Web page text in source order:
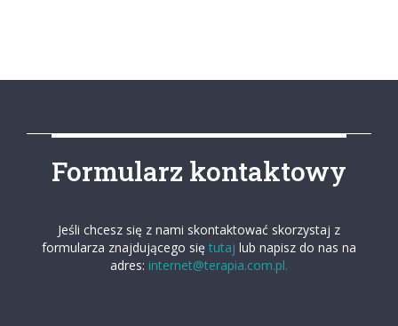
Formularz kontaktowy
Jeśli chcesz się z nami skontaktować skorzystaj z
formularza znajdującego się tutaj lub napisz do nas na
adres: internet@terapia.com.pl.